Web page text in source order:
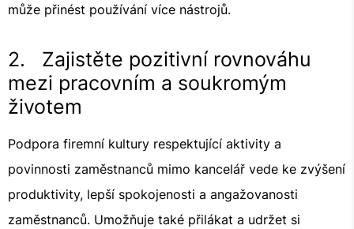
může přinést používání více nástrojů.
2. Zajistěte pozitivní rovnováhu
mezi pracovním a soukromým
životem
Podpora firemní kultury respektující aktivity a
povinnosti zaměstnanců mimo kancelář vede ke zvýšení
produktivity, lepší spokojenosti a angažovanosti
zaměstnanců. Umožňuje také přilákat a udržet si